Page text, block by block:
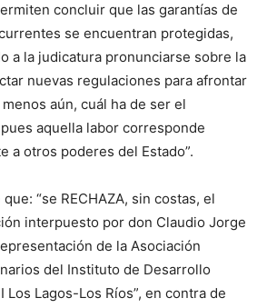
concluir que las garantías de
se encuentran protegidas,
a la judicatura pronunciarse sobre la
nuevas regulaciones para afrontar
aún, cuál ha de ser el
aquella labor corresponde
a otros poderes del Estado”.
“se RECHAZA, sin costas, el
interpuesto por don Claudio Jorge
de la Asociación
del Instituto de Desarrollo
Los Lagos-Los Ríos”, en contra de